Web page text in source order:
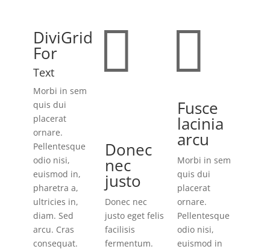
DiviGrid
For
Text
Morbi in sem
quis dui
placerat
ornare.
Pellentesque
odio nisi,
euismod in,
pharetra a,
ultricies in,
diam. Sed
arcu. Cras
consequat.

Donec
nec
justo
Donec nec
justo eget felis
facilisis
fermentum.

Fusce
lacinia
arcu
Morbi in sem
quis dui
placerat
ornare.
Pellentesque
odio nisi,
euismod in